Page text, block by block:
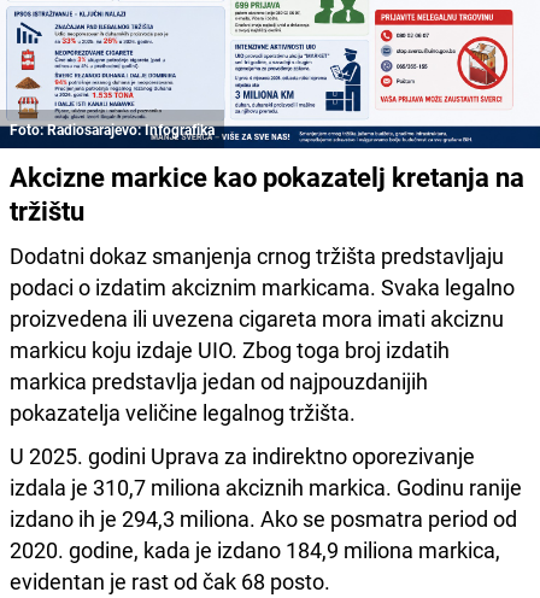
Foto: Radiosarajevo: Infografika
Akcizne markice kao pokazatelj kretanja na
tržištu
Dodatni dokaz smanjenja crnog tržišta predstavljaju
podaci o izdatim akciznim markicama. Svaka legalno
proizvedena ili uvezena cigareta mora imati akciznu
markicu koju izdaje UIO. Zbog toga broj izdatih
markica predstavlja jedan od najpouzdanijih
pokazatelja veličine legalnog tržišta.
U 2025. godini Uprava za indirektno oporezivanje
izdala je 310,7 miliona akciznih markica. Godinu ranije
izdano ih je 294,3 miliona. Ako se posmatra period od
2020. godine, kada je izdano 184,9 miliona markica,
evidentan je rast od čak 68 posto.